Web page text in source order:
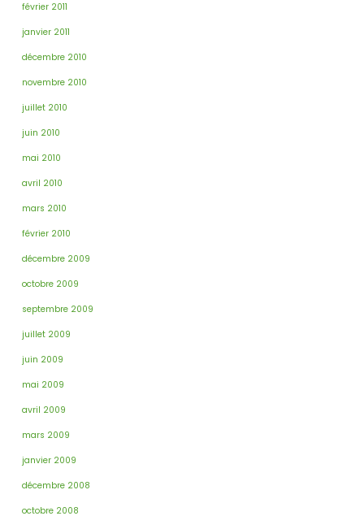
février 2011
janvier 2011
décembre 2010
novembre 2010
juillet 2010
juin 2010
mai 2010
avril 2010
mars 2010
février 2010
décembre 2009
octobre 2009
septembre 2009
juillet 2009
juin 2009
mai 2009
avril 2009
mars 2009
janvier 2009
décembre 2008
octobre 2008